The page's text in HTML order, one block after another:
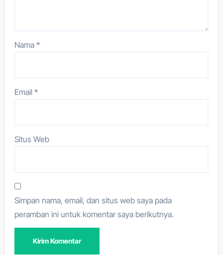
Nama*
Email*
Situs Web
Simpan nama, email, dan situs web saya pada
peramban ini untuk komentar saya berikutnya.